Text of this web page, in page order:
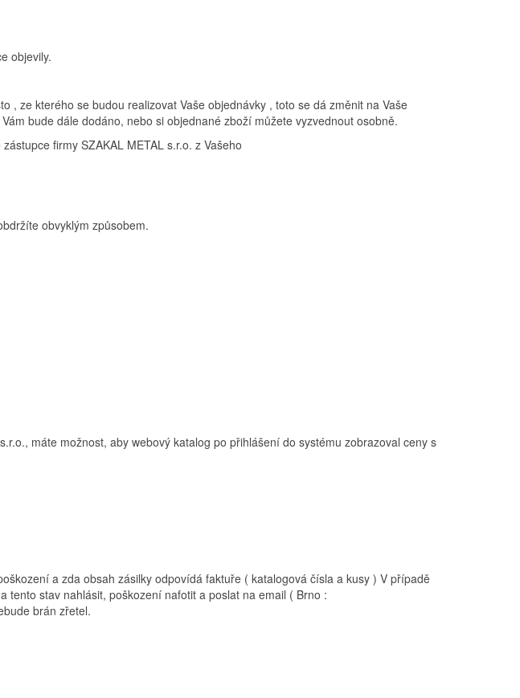
objevily.
ze kterého se budou realizovat Vaše objednávky , toto se dá změnit na Vaše
bude dále dodáno, nebo si objednané zboží můžete vyzvednout osobně.
firmy SZAKAL METAL s.r.o. z Vašeho
obvyklým způsobem.
máte možnost, aby webový katalog po přihlášení do systému zobrazoval ceny s
a zda obsah zásilky odpovídá faktuře ( katalogová čísla a kusy ) V případě
stav nahlásit, poškození nafotit a poslat na email ( Brno :
brán zřetel.